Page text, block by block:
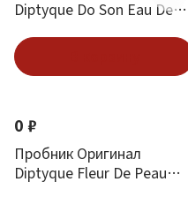
Diptyque Do Son Eau De
0 ₽
Пробник Оригинал
Diptyque Fleur De Peau